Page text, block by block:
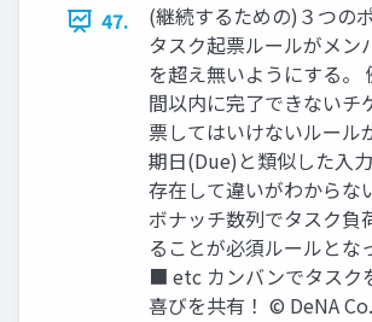
47.
(継続するための)３つの
タスク起票ルールがメン
を超え無いようにする
間以内に完了できないチ
票してはいけないルー
期日(Due)と類似した入
存在して違いがわからな
ボナッチ数列でタスク負
ることが必須ルールとな
■ etc カンバンでタスク
喜びを共有！ © DeNA